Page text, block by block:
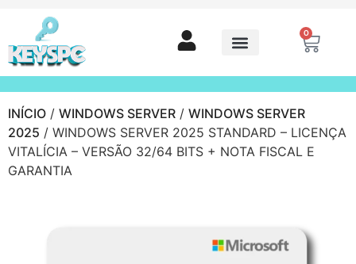
0
INÍCIO / WINDOWS SERVER / WINDOWS SERVER
2025 / WINDOWS SERVER 2025 STANDARD – LICENÇA
VITALÍCIA – VERSÃO 32/64 BITS + NOTA FISCAL E
GARANTIA